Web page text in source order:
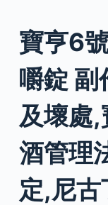
寶亨6
嚼錠 副
及壞處
酒管理
定,尼